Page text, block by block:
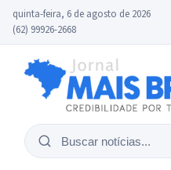
quinta-feira, 6 de agosto de 2026
(62) 99926-2668
Buscar